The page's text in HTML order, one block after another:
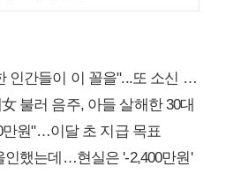
간들이 이 꼴을"...또 소신 발언
불러 음주, 아들 살해한 30대
만원"…이달 초 지급 목표
인했는데…현실은 '-2,400만원'